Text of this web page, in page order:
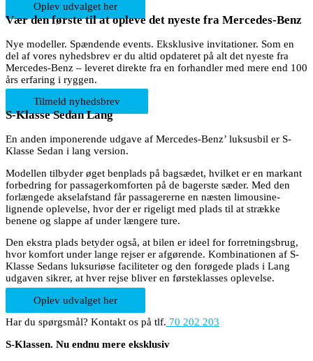
Oplev udvalget her
Vær den første til at opleve det nyeste fra Mercedes-Benz
Nye modeller. Spændende events. Eksklusive invitationer. Som en
del af vores nyhedsbrev er du altid opdateret på alt det nyeste fra
Mercedes-Benz – leveret direkte fra en forhandler med mere end 100
års erfaring i ryggen.
Tilmeld nyhedsbrev
S-Klasse Sedan Lang
En anden imponerende udgave af Mercedes-Benz’ luksusbil er S-
Klasse Sedan i lang version.
Modellen tilbyder øget benplads på bagsædet, hvilket er en markant
forbedring for passagerkomforten på de bagerste sæder. Med den
forlængede akselafstand får passagererne en næsten limousine-
lignende oplevelse, hvor der er rigeligt med plads til at strække
benene og slappe af under længere ture.
Den ekstra plads betyder også, at bilen er ideel for forretningsbrug,
hvor komfort under lange rejser er afgørende. Kombinationen af S-
Klasse Sedans luksuriøse faciliteter og den forøgede plads i Lang
udgaven sikrer, at hver rejse bliver en førsteklasses oplevelse.
Oplev udvalget her
Har du spørgsmål? Kontakt os på tlf. 70 202 203
S-Klassen. Nu endnu mere eksklusiv